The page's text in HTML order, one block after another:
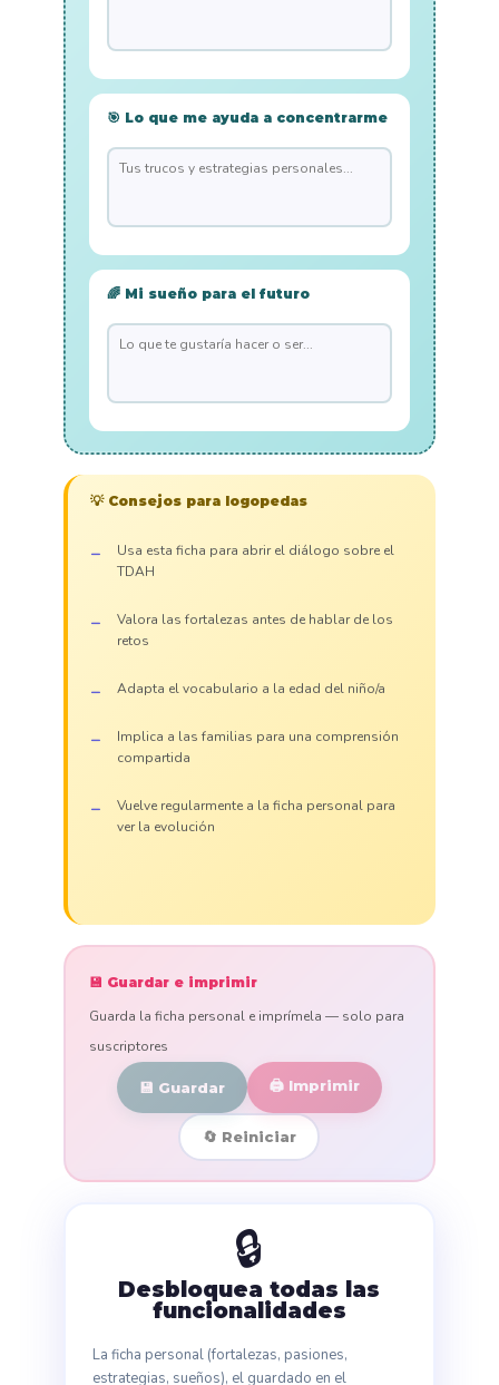
🎯 Lo que me ayuda a concentrarme
🌈 Mi sueño para el futuro
💡 Consejos para logopedas
Usa esta ficha para abrir el diálogo sobre el
TDAH
Valora las fortalezas antes de hablar de los
retos
Adapta el vocabulario a la edad del niño/a
Implica a las familias para una comprensión
compartida
Vuelve regularmente a la ficha personal para
ver la evolución
💾 Guardar e imprimir
Guarda la ficha personal e imprímela — solo para
suscriptores
💾 Guardar 🖨️ Imprimir
🔄 Reiniciar
🔒
Desbloquea todas las
funcionalidades
La ficha personal (fortalezas, pasiones,
estrategias, sueños), el guardado en el